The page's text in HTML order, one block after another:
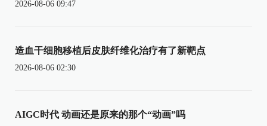
2026-08-06 09:47
造血干细胞移植后皮肤纤维化治疗有了新靶点
2026-08-06 02:30
AIGC时代 动画还是原来的那个“动画”吗